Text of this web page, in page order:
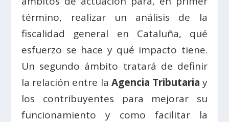
término, realizar un análisis de la
fiscalidad general en Cataluña, qué
esfuerzo se hace y qué impacto tiene.
Un segundo ámbito tratará de definir
la relación entre la Agencia Tributaria y
los contribuyentes para mejorar su
funcionamiento y como facilitar la